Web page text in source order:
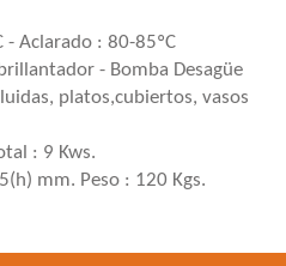
- Aclarado : 80-85ºC
- Bomba Desagüe
platos,cubiertos, vasos
: 9 Kws.
mm. Peso : 120 Kgs.